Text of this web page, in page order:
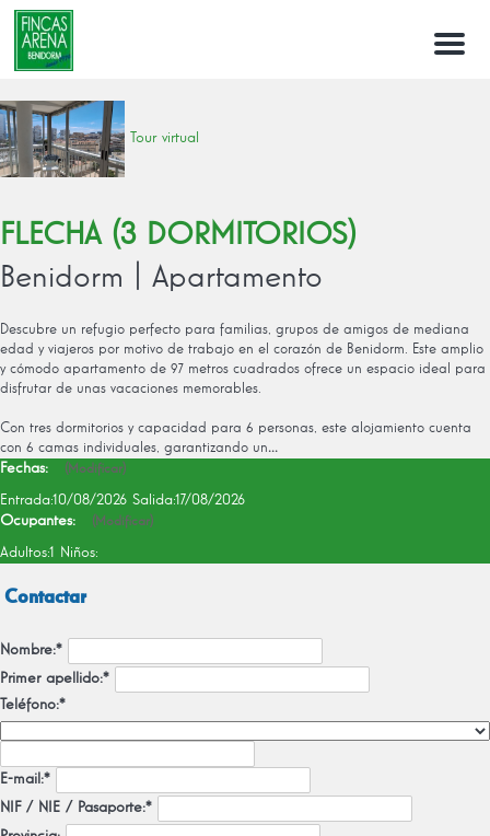
Menu
Tour virtual
FLECHA (3 DORMITORIOS)
Benidorm | Apartamento
Descubre un refugio perfecto para familias, grupos de amigos de mediana
edad y viajeros por motivo de trabajo en el corazón de Benidorm. Este amplio
y cómodo apartamento de 97 metros cuadrados ofrece un espacio ideal para
disfrutar de unas vacaciones memorables.
Con tres dormitorios y capacidad para 6 personas, este alojamiento cuenta
con 6 camas individuales, garantizando un...
Fechas: (Modificar)
Entrada:10/08/2026 Salida:17/08/2026
Ocupantes:
(Modificar)
Adultos:1 Niños:
Contactar
Nombre:*
Primer apellido:*
Teléfono:*
E-mail:*
NIF / NIE / Pasaporte:*